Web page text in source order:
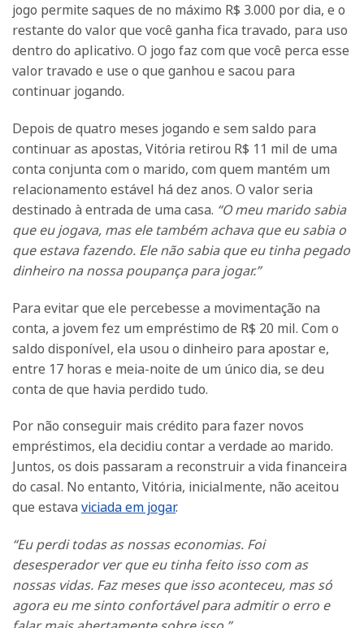
jogo permite saques de no máximo R$ 3.000 por dia, e o
restante do valor que você ganha fica travado, para uso
dentro do aplicativo. O jogo faz com que você perca esse
valor travado e use o que ganhou e sacou para
continuar jogando.
Depois de quatro meses jogando e sem saldo para
continuar as apostas, Vitória retirou R$ 11 mil de uma
conta conjunta com o marido, com quem mantém um
relacionamento estável há dez anos. O valor seria
destinado à entrada de uma casa. “O meu marido sabia
que eu jogava, mas ele também achava que eu sabia o
que estava fazendo. Ele não sabia que eu tinha pegado
dinheiro na nossa poupança para jogar.”
Para evitar que ele percebesse a movimentação na
conta, a jovem fez um empréstimo de R$ 20 mil. Com o
saldo disponível, ela usou o dinheiro para apostar e,
entre 17 horas e meia-noite de um único dia, se deu
conta de que havia perdido tudo.
Por não conseguir mais crédito para fazer novos
empréstimos, ela decidiu contar a verdade ao marido.
Juntos, os dois passaram a reconstruir a vida financeira
do casal. No entanto, Vitória, inicialmente, não aceitou
que estava viciada em jogar.
“Eu perdi todas as nossas economias. Foi
desesperador ver que eu tinha feito isso com as
nossas vidas. Faz meses que isso aconteceu, mas só
agora eu me sinto confortável para admitir o erro e